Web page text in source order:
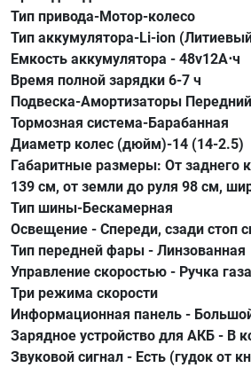
Тип привода-Мотор-колесо
Тип аккумулятора-Li-ion
Емкость аккумулятора - 48v12А⋅ч
Время полной зарядки 6-7 ч
Подвеска-Амортизаторы
Тормозная система-Барабанная
Диаметр колес (дюйм)-14 (14-2.5)
Габаритные размеры: От заднего
139 см, от земли до руля 98 см,
Тип шины-Бескамерная
Освещение - Спереди, сзади стоп
Тип передней фары - Линзованная
Управление скоростью - Ручка газа
Три режима скорости
Информационная панель -
Зарядное устройство для АКБ - В
Звуковой сигнал - Есть (гудок от